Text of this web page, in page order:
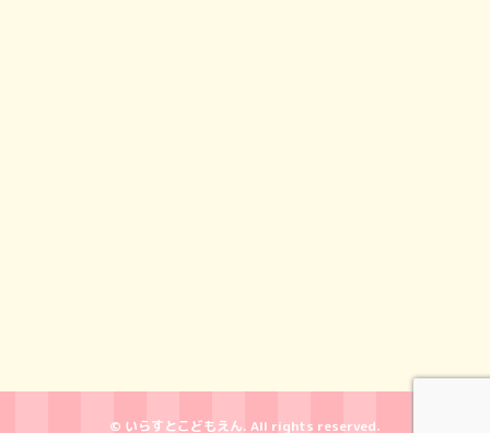
© いらすとこどもえん. All rights reserved.